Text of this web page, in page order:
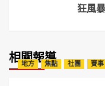
狂風
相關報導
地方 焦點 社團 賽事